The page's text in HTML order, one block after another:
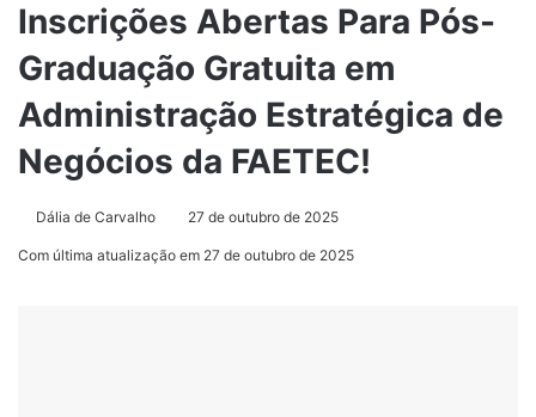
Inscrições Abertas Para Pós-
Graduação Gratuita em
Administração Estratégica de
Negócios da FAETEC!
Dália de Carvalho 27 de outubro de 2025
Com última atualização em 27 de outubro de 2025